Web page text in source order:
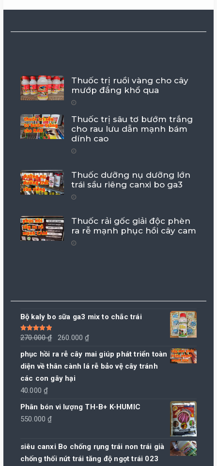
Thuốc trị ruồi vàng cho cây
mướp đắng khổ qua
Thuốc trị sâu tơ bướm trắng
cho rau lưu dẫn mạnh bám
dính cao
Thuốc dưỡng nụ dưỡng lớn
trái sầu riêng canxi bo ga3
Thuốc rải gốc giải độc phèn
ra rễ mạnh phục hồi cây cam
Bộ kaly bo sữa ga3 mix to chắc trái
Được xếp
hạng 5.00 5
270.000₫
Giá
gốc
là:
270.000 ₫.
260.000₫
hiện
tại
phục hồi ra rễ cây mai giúp phát triển toàn
diện về thân cành lá rễ bảo vệ cây tránh
các con gây hại
40.000₫
Phân bón vi lượng TH-B+ K-HUMIC
550.000₫
siêu canxi Bo chống rụng trái non trái già
chống thối nứt trái tăng độ ngọt trái 023